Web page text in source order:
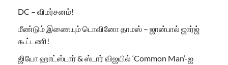
DC – விமர்சனம்!
மீண்டும் இணையும் டொவினோ தாமஸ் – ஜான்பால் ஜார்ஜ்
கூட்டணி!
ஜியோ ஹாட்ஸ்டார் & ஸ்டார் விஜயில் ‘Common Man’-ஐ